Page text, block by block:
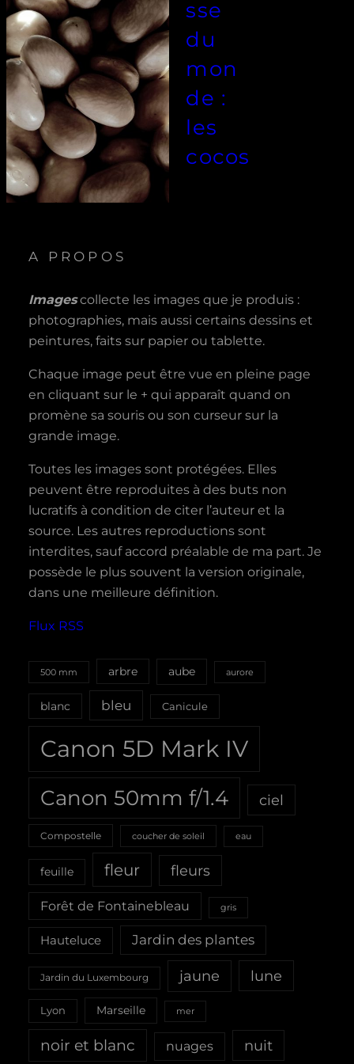
sse
du
mon
de :
les
cocos
A PROPOS
Imagescollecte les images que je produis :
photographies, mais aussi certains dessins et
peintures, faits sur papier ou tablette.
Chaque image peut être vue en pleine page
en cliquant sur le + qui apparaît quand on
promène sa souris ou son curseur sur la
grande image.
Toutes les images sont protégées. Elles
peuvent être reproduites à des buts non
lucratifs à condition de citer l’auteur et la
source. Les autres reproductions sont
interdites, sauf accord préalable de ma part. Je
possède le plus souvent la version originale,
dans une meilleure définition.
Flux RSS
500 mm arbre aube aurore
blanc bleu Canicule
Canon 5D Mark IV
Canon 50mm f/1.4 ciel
Compostelle coucher de soleil eau
feuille fleur fleurs
Forêt de Fontainebleau gris
Hauteluce Jardin des plantes
Jardin du Luxembourg jaune lune
Lyon Marseille mer
noir et blanc nuages nuit